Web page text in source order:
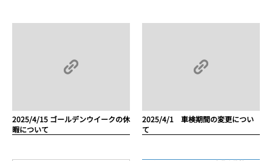
2025/4/15 ゴールデンウイークの休
暇について
2025/4/1 車検期間の変更につい
て